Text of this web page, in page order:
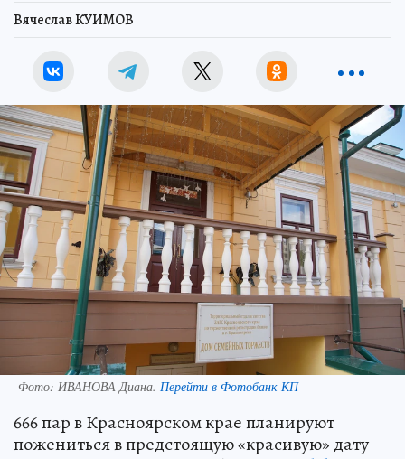
Вячеслав КУИМОВ
Фото: ИВАНОВА Диана. Перейти в Фотобанк КП
666 пар в Красноярском крае планируют
пожениться в предстоящую «красивую» дату